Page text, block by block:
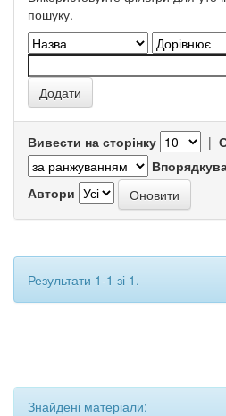
пошуку.
Вивести на сторінку |
Автори
Результати 1-1 зі 1.
Знайдені матеріали: